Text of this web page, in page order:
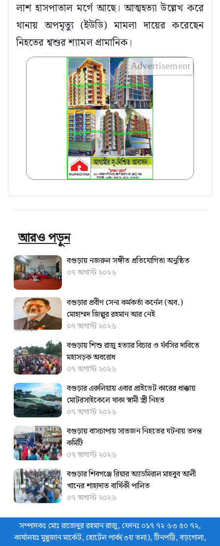
লাশ হাসপাতাল মর্গে আছে। আত্মহত্যা উল্লেখ করে
থানায় অপমৃত্যু (ইউডি) মামলা দায়ের করেছেন
নিহতের শ্বশুর শ্যামল প্রামানিক।
Advertisement
আরও পড়ুন
বগুড়ায় নজরুল সঙ্গীত প্রতিযোগিতা অনুষ্ঠিত
০৭ অগাস্ট ২০২৬
বগুড়ার প্রবীণ সেনা কর্মকর্তা কর্নেল (অব.)
মোহাম্মদ জিল্লুর রহমান আর নেই
০৭ অগাস্ট ২০২৬
বগুড়ায় শিশু রাজু হত্যার বিচার ও ফাঁসির দাবিতে
মহাসড়ক অবরোধ
০৭ অগাস্ট ২০২৬
বগুড়ার এরুলিয়ায় এবার প্রাইভেট কারের ধাক্কায়
মোটরসাইকেলে থাকা স্বামী স্ত্রী নিহত
০৭ অগাস্ট ২০২৬
বগুড়ায় বাসচাপায় সাতজন নিহতের ঘটনায় তদন্ত
কমিটি
০৭ অগাস্ট ২০২৬
বগুড়ার শিবগঞ্জে রিয়ার অ্যাডমিরাল মাহবুব আলী
খানের শাহাদাত বার্ষিকী পালিত
০৭ অগাস্ট ২০২৬
সম্পাদকঃ মোঃ রাজেদুর রহমান রাজু, ফোনঃ ০১৭ ৭২ ৬৩ ৫০ ৭২,
কার্যালয়ঃ মুন্নুজান মার্কেট, হোটেল পার্ক(৩য় তলা), টিনপট্টি, বড়গোলা,